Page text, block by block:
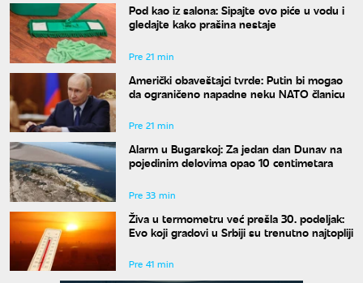
Pod kao iz salona: Sipajte ovo piće u vodu i
gledajte kako prašina nestaje
Pre 21 min
Američki obaveštajci tvrde: Putin bi mogao
da ograničeno napadne neku NATO članicu
Pre 21 min
Alarm u Bugarskoj: Za jedan dan Dunav na
pojedinim delovima opao 10 centimetara
Pre 33 min
Živa u termometru već prešla 30. podeljak:
Evo koji gradovi u Srbiji su trenutno najtopliji
Pre 41 min